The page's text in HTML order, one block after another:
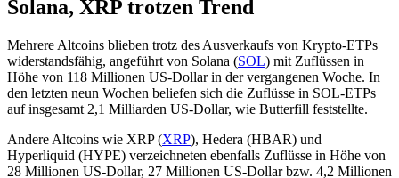
Solana, XRP trotzen Trend
Mehrere Altcoins blieben trotz des Ausverkaufs von Krypto-ETPs
widerstandsfähig, angeführt von Solana (SOL) mit Zuflüssen in
Höhe von 118 Millionen US-Dollar in der vergangenen Woche. In
den letzten neun Wochen beliefen sich die Zuflüsse in SOL-ETPs
auf insgesamt 2,1 Milliarden US-Dollar, wie Butterfill feststellte.
Andere Altcoins wie XRP (XRP), Hedera (HBAR) und
Hyperliquid (HYPE) verzeichneten ebenfalls Zuflüsse in Höhe von
28 Millionen US-Dollar, 27 Millionen US-Dollar bzw. 4,2 Millionen